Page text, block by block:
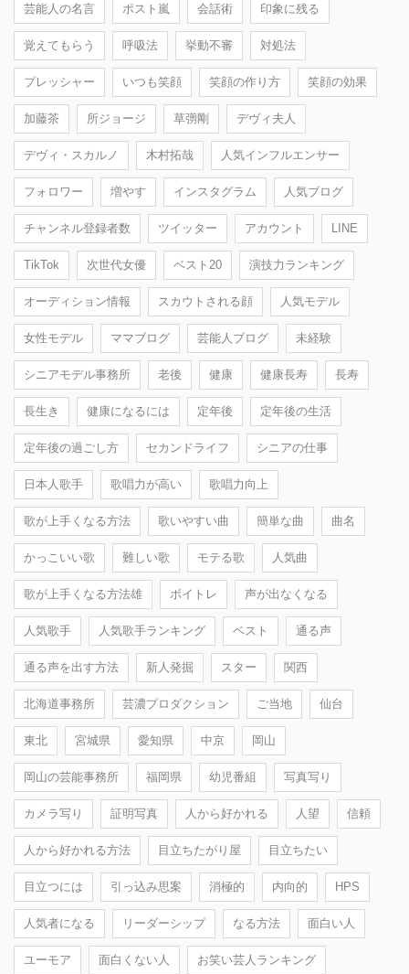
芸能人の名言 ポスト嵐 会話術 印象に残る
覚えてもらう 呼吸法 挙動不審 対処法
プレッシャー いつも笑顔 笑顔の作り方 笑顔の効果
加藤茶 所ジョージ 草彅剛 デヴィ夫人
デヴィ・スカルノ 木村拓哉 人気インフルエンサー
フォロワー 増やす インスタグラム 人気ブログ
チャンネル登録者数 ツイッター アカウント LINE
TikTok 次世代女優 ベスト20 演技力ランキング
オーディション情報 スカウトされる顔 人気モデル
女性モデル ママブログ 芸能人ブログ 未経験
シニアモデル事務所 老後 健康 健康長寿 長寿
長生き 健康になるには 定年後 定年後の生活
定年後の過ごし方 セカンドライフ シニアの仕事
日本人歌手 歌唱力が高い 歌唱力向上
歌が上手くなる方法 歌いやすい曲 簡単な曲 曲名
かっこいい歌 難しい歌 モテる歌 人気曲
歌が上手くなる方法雄 ボイトレ 声が出なくなる
人気歌手 人気歌手ランキング ベスト 通る声
通る声を出す方法 新人発掘 スター 関西
北海道事務所 芸濃プロダクション ご当地 仙台
東北 宮城県 愛知県 中京 岡山
岡山の芸能事務所 福岡県 幼児番組 写真写り
カメラ写り 証明写真 人から好かれる 人望 信頼
人から好かれる方法 目立ちたがり屋 目立ちたい
目立つには 引っ込み思案 消極的 内向的 HPS
人気者になる リーダーシップ なる方法 面白い人
ユーモア 面白くない人 お笑い芸人ランキング